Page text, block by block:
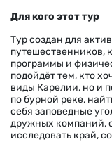
Для кого этот тур
Тур создан для
путешественников,
программы и
подойдёт тем, кто
виды Карелии, но и
по бурной реке,
себя заповедные
дружных компаний,
исследовать край,